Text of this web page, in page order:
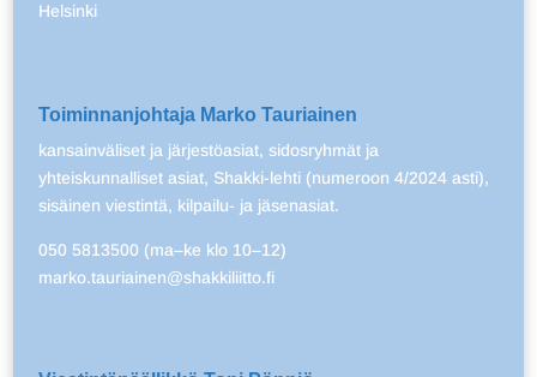
Helsinki
Toiminnanjohtaja Marko Tauriainen
kansainväliset ja järjestöasiat, sidosryhmät ja
yhteiskunnalliset asiat, Shakki-lehti (numeroon 4/2024 asti),
sisäinen viestintä, kilpailu- ja jäsenasiat.
050 5813500 (ma–ke klo 10–12)
marko.tauriainen@shakkiliitto.fi